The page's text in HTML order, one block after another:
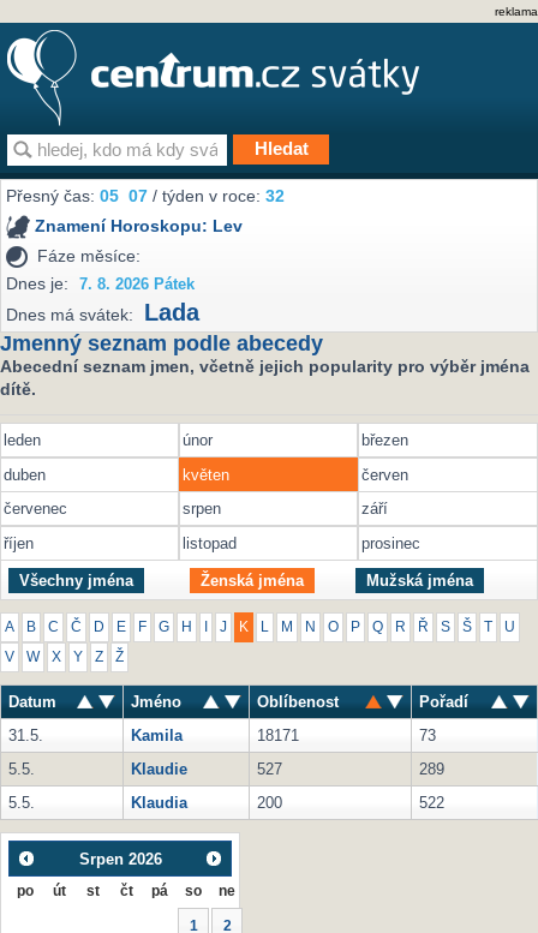
reklama
Přesný čas:05 07 / týden v roce:32
Znamení Horoskopu: Lev
Fáze měsíce:
Dnes je:
7. 8. 2026 Pátek
Dnes má svátek: Lada
Jmenný seznam podle abecedy
Abecední seznam jmen, včetně jejich popularity pro výběr jména
dítě.
leden únor
březen
duben
květen
červen
červenec
srpen
září
říjen
listopad prosinec
Všechny jména Ženská jména Mužská jména
A B C Č D E F G H J K M N O P Q R Ř S Š U
V W X Y Z Ž
Datum Jméno Oblíbenost
Pořadí
31.5.
Kamila 18171
73
5.5.
Klaudie 527
289
5.5.
Klaudia 200 522
Srpen 2026
po út st čt pá so ne
1 2